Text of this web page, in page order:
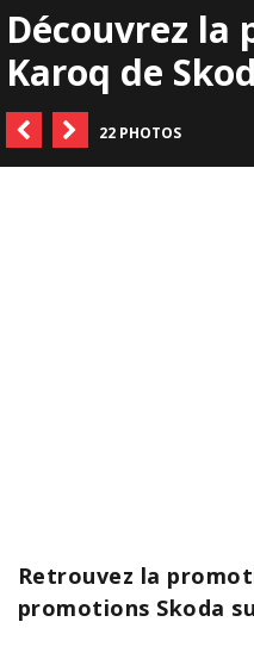
Découvrez la
Karoq de
22 PHOTOS
Retrouvez la
promotions Skoda